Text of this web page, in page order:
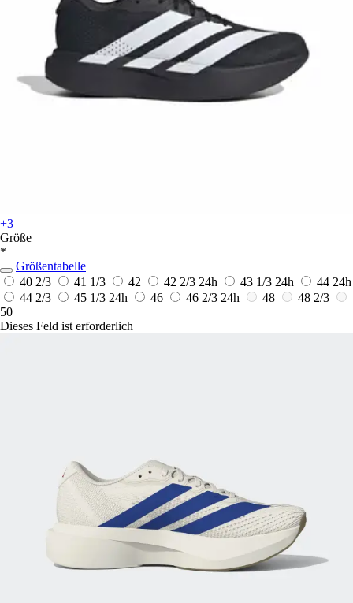
+3
Größe
*
Größentabelle
40 2/3
41 1/3 42 42 2/3 24h 43 1/3 24h 44 24h
44 2/3
45 1/3 24h 46 46 2/3 24h 48
48 2/3
50
Dieses Feld ist erforderlich